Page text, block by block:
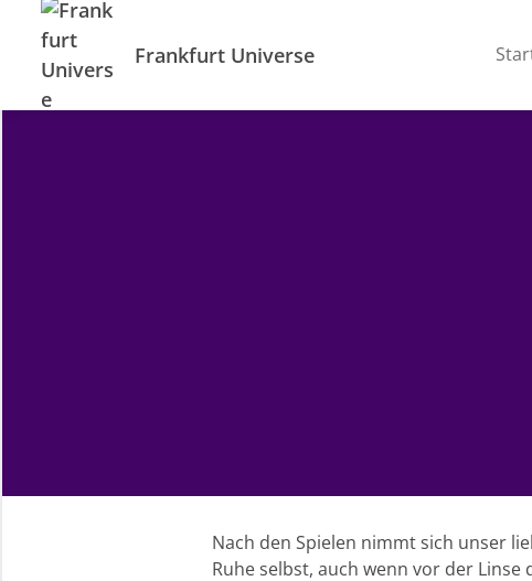
Frankfurt Universe
Nach den Spielen nimmt sich unser
Ruhe selbst, auch wenn vor der